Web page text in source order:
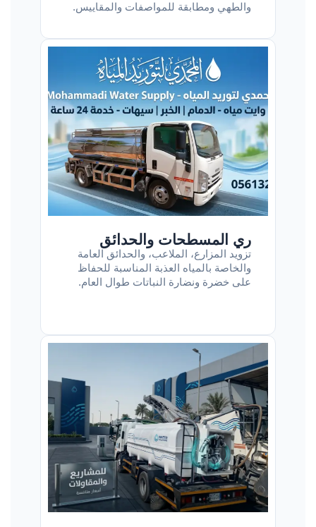
والطهي ومطابقة للمواصفات والمقاييس.
ري المسطحات والحدائق
تزويد المزارع، الملاعب، والحدائق العامة
والخاصة بالمياه العذبة المناسبة للحفاظ
على خضرة ونضارة النباتات طوال العام.